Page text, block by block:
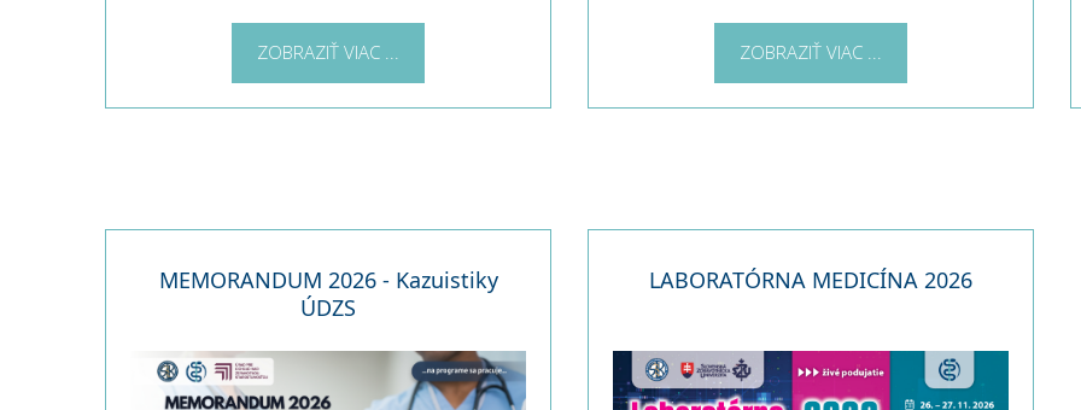
ZOBRAZIŤ VIAC ... ZOBRAZIŤ VIAC ...
MEMORANDUM 2026 - Kazuistiky
ÚDZS
LABORATÓRNA MEDICÍNA 2026